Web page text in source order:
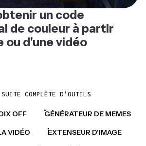
un code
de couleur à partir
ou d'une vidéo
SUITE COMPLÈTE D'OUTILS
OFF GÉNÉRATEUR DE MEMES
VIDÉO EXTENSEUR D'IMAGE